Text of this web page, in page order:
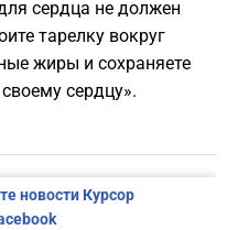
сердца не должен
тарелку вокруг
жиры и сохраняете
сердцу».
новости Курсор